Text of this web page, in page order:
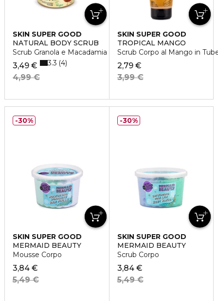
SKIN SUPER GOOD
NATURAL BODY SCRUB
Scrub Granola e Macadamia Nut
3,49 €
4,99 €
3.3 4
SKIN SUPER GOOD
TROPICAL MANGO
Scrub Corpo al Mango in
2,79 €
3,99 €
SKIN SUPER GOOD
MERMAID BEAUTY
Mousse Corpo
3,84 €
5,49 €
30%
SKIN SUPER GOOD
MERMAID BEAUTY
Scrub Corpo
3,84 €
5,49 €
30%